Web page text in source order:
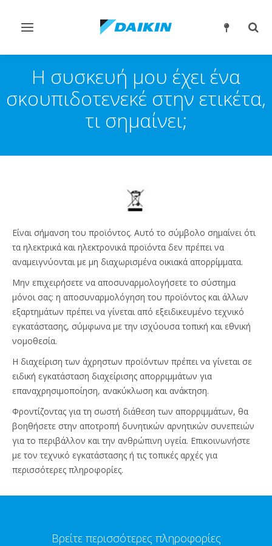
Εναλλαγή
πλοήγηση
Η συσκευή μου έχει ένα
σκουπιδοτενεκέ στην ετικέτα,
τι σημαίνει;
Είναι σήμανση του προϊόντος. Αυτό το σύμβολο σημαίνει ότι
τα ηλεκτρικά και ηλεκτρονικά προϊόντα δεν πρέπει να
αναμειγνύονται με μη διαχωρισμένα οικιακά απορρίμματα.
Μην επιχειρήσετε να αποσυναρμολογήσετε το σύστημα
μόνοι σας: η αποσυναρμολόγηση του προϊόντος και άλλων
εξαρτημάτων πρέπει να γίνεται από εξειδικευμένο τεχνικό
εγκατάστασης, σύμφωνα με την ισχύουσα τοπική και εθνική
νομοθεσία.
Η διαχείριση των άχρηστων προϊόντων πρέπει να γίνεται σε
ειδική εγκατάσταση διαχείρισης απορριμμάτων για
επαναχρησιμοποίηση, ανακύκλωση και ανάκτηση.
Φροντίζοντας για τη σωστή διάθεση των απορριμμάτων, θα
βοηθήσετε στην αποτροπή δυνητικών αρνητικών συνεπειών
για το περιβάλλον και την ανθρώπινη υγεία. Επικοινωνήστε
με τον τεχνικό εγκατάστασης ή τις τοπικές αρχές για
περισσότερες πληροφορίες.
Βρείτε περισσότερες πληροφορίες